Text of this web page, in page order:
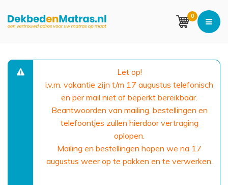
0
Let op!
i.v.m. vakantie zijn t/m 17 augustus telefonisch
en per mail niet of beperkt bereikbaar.
Beantwoorden van mailing, bestellingen en
telefoontjes zullen hierdoor vertraging
oplopen.
Mailing en bestellingen hopen we na 17
augustus weer op te pakken en te verwerken.